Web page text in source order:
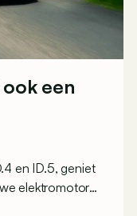
een
en ID.5, geniet
elektromotor